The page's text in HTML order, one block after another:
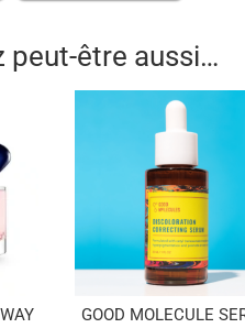
peut-être aussi…
GOOD MOLECULE